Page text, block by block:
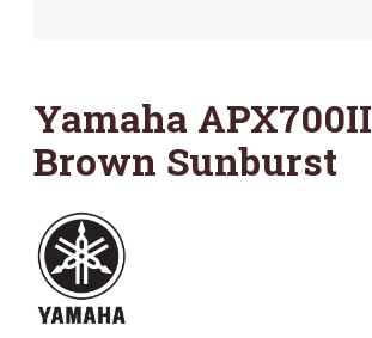
Yamaha APX700II
Brown Sunburst